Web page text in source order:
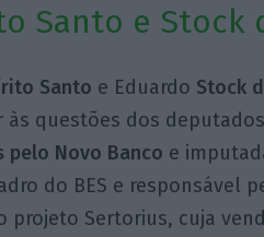
Santo e Stock
Santo e Eduardo Stock
às questões dos
pelo Novo Banco e
do BES e responsável
projeto Sertorius, cuja